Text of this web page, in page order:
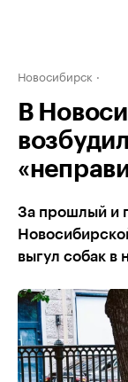
Новосибирск
В
За прошлый и
выгул собак в